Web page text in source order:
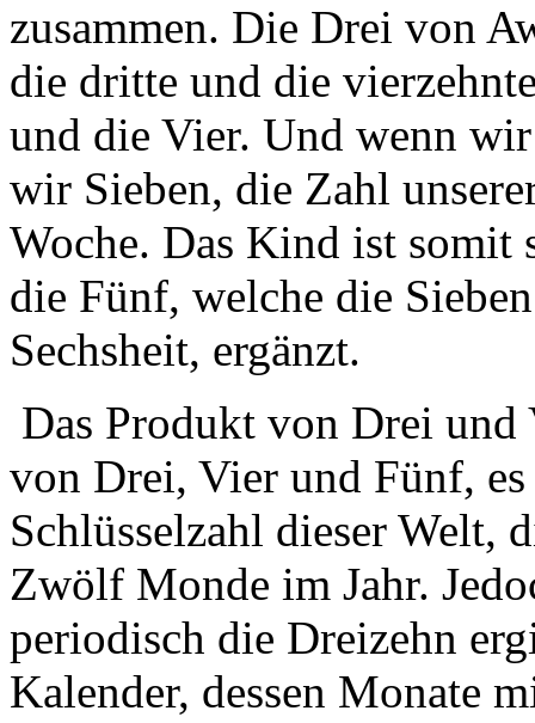
zusammen. Die Drei von
die dritte und die
und die Vier. Und wenn
wir Sieben, die Zahl
Woche. Das Kind ist somit
die Fünf, welche die
Sechsheit, ergänzt.
Das Produkt von Drei
von Drei, Vier und Fünf,
Schlüsselzahl dieser Welt,
Zwölf Monde im Jahr.
periodisch die Dreizehn
Kalender, dessen Monate